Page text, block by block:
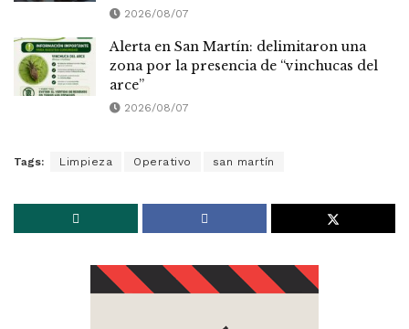
2026/08/07
Alerta en San Martín: delimitaron una
zona por la presencia de “vinchucas del
arce”
2026/08/07
Tags: Limpieza Operativo san martín